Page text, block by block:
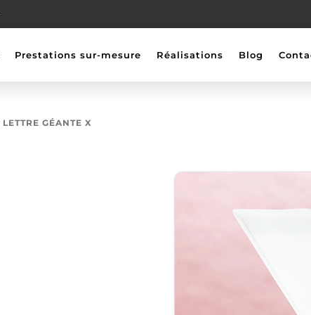
Prestations sur-mesure Réalisations Blog
LETTRE GÉANTE X